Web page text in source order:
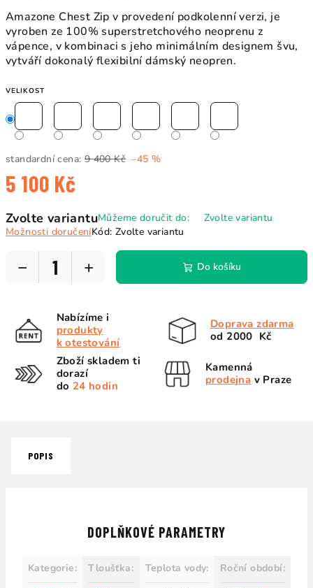
Amazone Chest Zip v provedení podkolenní verzi, je
vyroben ze 100% superstretchového neoprenu z
vápence, v kombinaci s jeho minimálním designem švu,
vytváří dokonalý flexibilní dámský neopren.
VELIKOST
standardní cena: 9 400 Kč –45 %
5 100 Kč
cena:
Zvolte variantuMůžeme doručit do:
Zvolte variantu
Možnosti doručeníKód: Zvolte variantu
+
− Do košíku
Nabízíme i
produkty
k otestování
Doprava zdarma
od 2000 Kč
Zboží skladem ti
dorazí
do 24 hodin
Kamenná
prodejna v Praze
POPIS
DOPLŇKOVÉ PARAMETRY
Kategorie: Tloušťka: Teplota vody: Roční období: